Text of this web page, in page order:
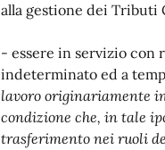
alla gestione dei Tributi
- essere in servizio con
indeterminato ed a
lavoro originariamente
condizione che, in tale
trasferimento nei ruoli